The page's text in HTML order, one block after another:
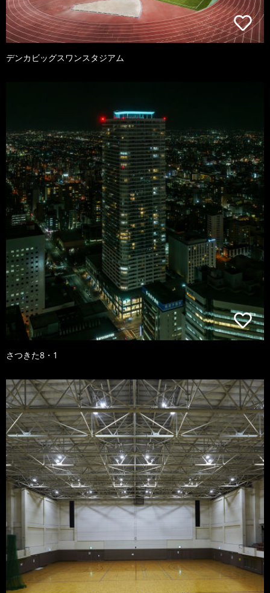
デンカビッグスワンスタジアム
さつきた8・1